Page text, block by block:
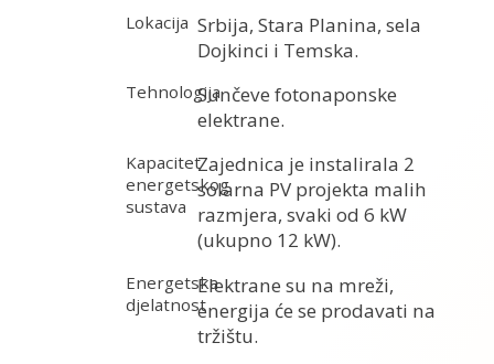
Lokacija Srbija, Stara Planina, sela
Dojkinci i Temska.
TehnologijaSunčeve fotonaponske
elektrane.
Kapacitet
energetskog
sustava
Zajednica je instalirala 2
solarna PV projekta malih
razmjera, svaki od 6 kW
(ukupno 12 kW).
Energetska
djelatnost
Elektrane su na mreži,
energija će se prodavati na
tržištu.